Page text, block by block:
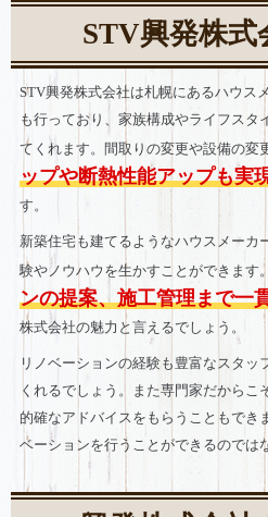
STV興発株式
STV興発株式会社は札幌にあるハウス
も行っており、家族構成やライフスタ
てくれます。間取りの変更や設備の変
ップや断熱性能アップも実
す。
新築住宅も建てるようなハウスメーカ
験やノウハウを生かすことができます。
ンの提案、施工管理まで一
株式会社の魅力と言えるでしょう。
リノベーションの経験も豊富なスタッ
くれるでしょう。また専門家だからこ
的確なアドバイスをもらうこともでき
ベーションを行うことができるのでは